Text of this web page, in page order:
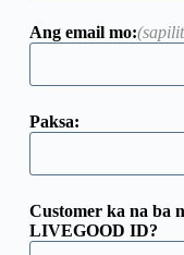
Ang email mo:
Paksa:
Customer ka na ba
LIVEGOOD ID?